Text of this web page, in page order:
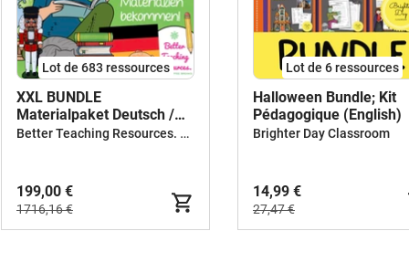
Lot de 683 ressources
XXL BUNDLE
Materialpaket Deutsch /
Allemand
Better Teaching Resources. Longer coffee breaks.
199,00 €
1716,16 €
Lot de 6 ressources
Halloween Bundle; Kit
Pédagogique (English)
Brighter Day Classroom
14,99 €
27,47 €